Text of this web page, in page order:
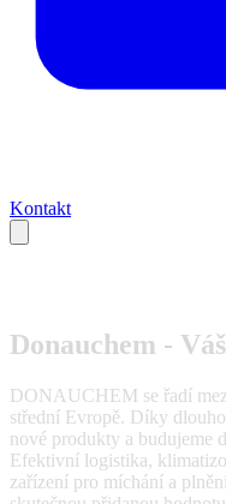
Kontakt
Donauchem -
DONAUCHEM se řadí
střední Evropě. Díky
nové produkty a budujeme
Efektivní logistika,
zařízení pro míchání a